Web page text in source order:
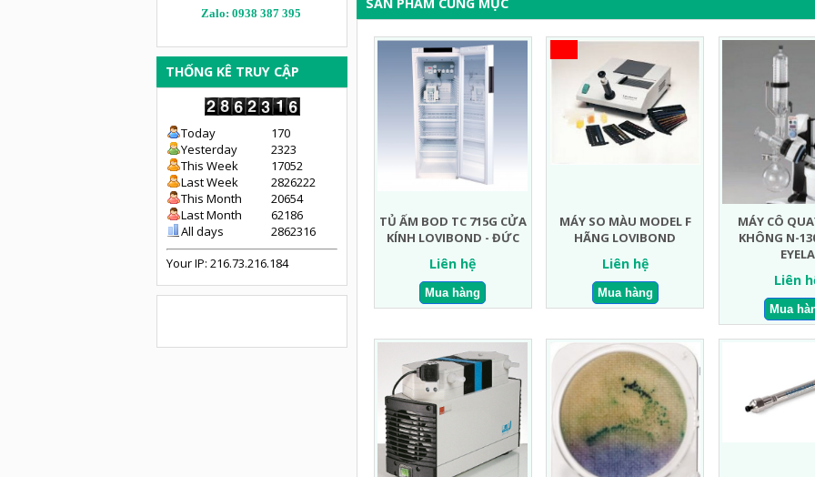
Zalo: 0938 387 395
THỐNG KÊ TRUY CẬP
Today
170
Yesterday
2323
This Week
17052
Last Week
2826222
This Month
20654
Last Month
62186
All days
2862316
Your IP: 216.73.216.184
TỦ ẤM BOD TC 715G CỬA
KÍNH LOVIBOND - ĐỨC
Liên hệ
MÁY SO MÀU MODEL F
HÃNG LOVIBOND
Liên hệ
MÁY CÔ
KHÔNG N-
EYELA
Liên